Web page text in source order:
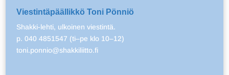
Viestintäpäällikkö Toni Pönniö
Shakki-lehti, ulkoinen viestintä.
p. 040 4851547 (ti–pe klo 10–12)
toni.ponnio@shakkiliitto.fi